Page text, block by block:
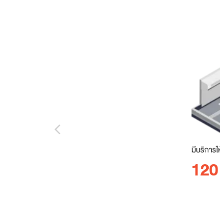
มีบริการ
120
arrow_back_ios_new